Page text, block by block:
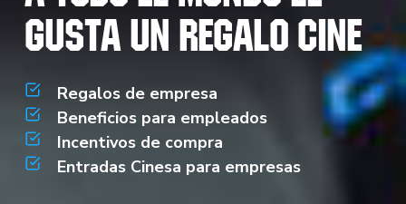
gusta un regalo cine
Regalos de empresa
Beneficios para empleados
Incentivos de compra
Entradas Cinesa para empresas